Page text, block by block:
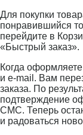
Для покупки
понравившийся
перейдите в
«Быстрый заказ».
Когда
и e-mail. Вам
заказа. По
подтверждение
СМС. Теперь
и радоваться